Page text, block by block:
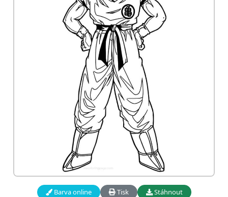
Barva online Tisk Stáhnout